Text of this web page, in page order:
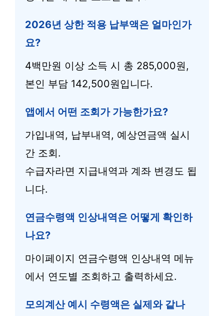
2026년 상한 적용 납부액은 얼마인가
요?
4백만원 이상 소득 시 총 285,000원,
본인 부담 142,500원입니다.
앱에서 어떤 조회가 가능한가요?
가입내역, 납부내역, 예상연금액 실시
간 조회.
수급자라면 지급내역과 계좌 변경도 됩
니다.
연금수령액 인상내역은 어떻게 확인하
나요?
마이페이지 연금수령액 인상내역 메뉴
에서 연도별 조회하고 출력하세요.
모의계산 예시 수령액은 실제와 같나